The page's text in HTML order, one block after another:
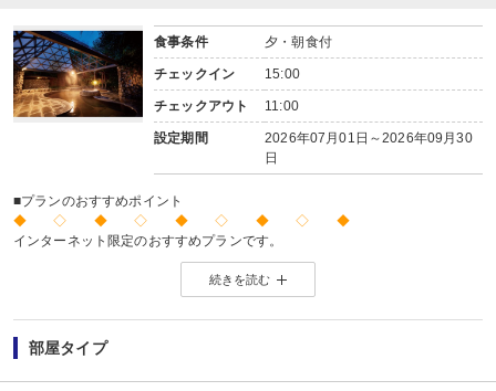
食事条件 夕・朝食付
チェックイン 15:00
チェックアウト 11:00
設定期間
2026年07月01日～2026年09月30
日
■プランのおすすめポイント
◆ ◇ ◆ ◇ ◆ ◇ ◆ ◇ ◆
インターネット限定のおすすめプランです。
※店頭・電話・メールでのお問合せや申込みは出来ません。
◆ ◇ ◆ ◇ ◆ ◇ ◆ ◇ ◆
・記念日(誕生日・結婚記念日・ハネムーン)のお客様に、
夕食時のデザートを記念日バージョンにアレンジしてご用意(要事前予約)
※記念日の前後30日間が適応です。証明できるものをお持ちください。
※ご希望の場合は、予約条件入力の画面で該当の記念日内容をお選びくださ
続きを読む
部屋タイプ